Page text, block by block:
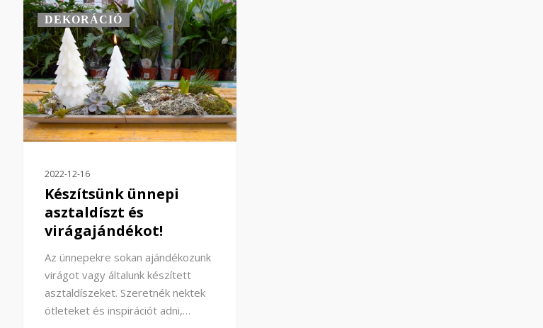
DEKORÁCIÓ
2022-12-16
Készítsünk ünnepi
asztaldíszt és
virágajándékot!
Az ünnepekre sokan ajándékozunk
virágot vagy általunk készített
asztaldíszeket. Szeretnék nektek
ötleteket és inspirációt adni,…